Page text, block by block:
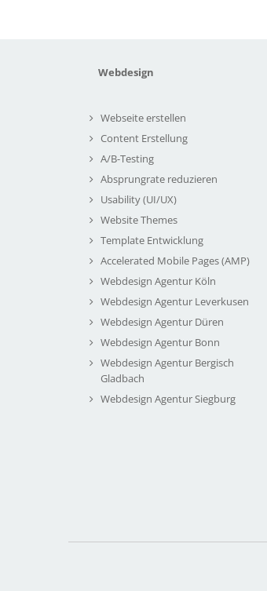
Webdesign
Webseite erstellen
Content Erstellung
A/B-Testing
Absprungrate reduzieren
Usability (UI/UX)
Website Themes
Template Entwicklung
Accelerated Mobile Pages (AMP)
Webdesign Agentur Köln
Webdesign Agentur Leverkusen
Webdesign Agentur Düren
Webdesign Agentur Bonn
Webdesign Agentur Bergisch
Gladbach
Webdesign Agentur Siegburg